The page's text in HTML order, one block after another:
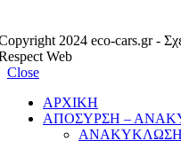
2024 eco-cars.gr -
Web
Close
ΑΡΧΙΚΗ
ΑΠΟΣΥΡΣΗ –
ΑΝΑΚΥΚΛΩΣΗ